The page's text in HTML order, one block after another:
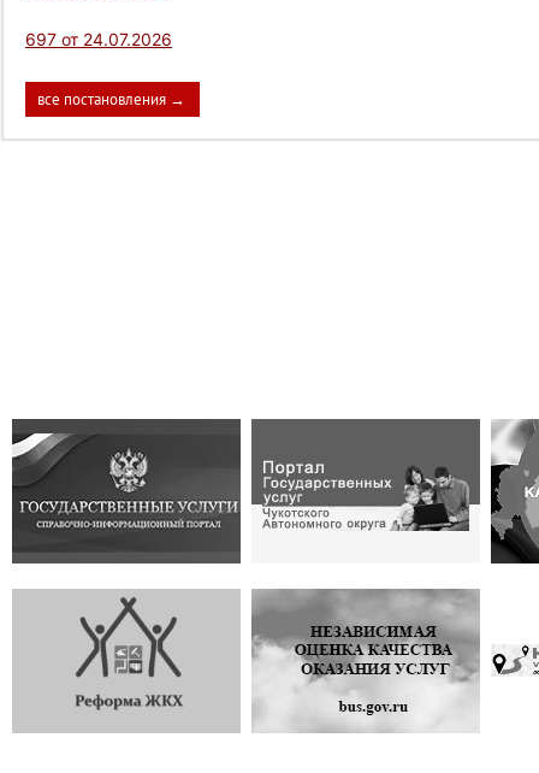
697 от 24.07.2026
все постановления →